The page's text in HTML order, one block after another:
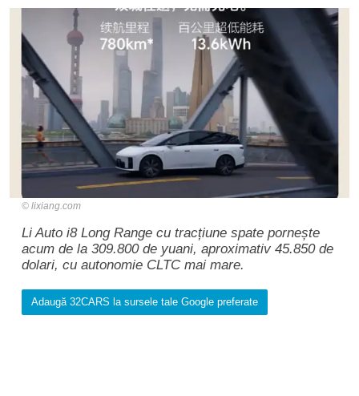
lixiang.com
Li Auto i8 Long Range cu tracțiune spate pornește
acum de la 309.800 de yuani, aproximativ 45.850 de
dolari, cu autonomie CLTC mai mare.
Adaugă 32CARS la sursele tale Google preferate